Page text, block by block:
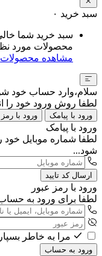
سبد خرید ۰
سبد خرید شما
محصولات مورد
مشاهده محصولات
سلام،وارد حساب خود
لطفا روش ورود خود را
ورود با پیامک ورود با رمز
ورود با پیامک
لطفا شماره موبایل خود
شود...
ارسال کد تایید
ورود با رمز عبور
لطفا برای ورود به
مرا به خاطر بسپار
ورود به حساب